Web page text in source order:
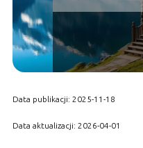
Data publikacji: 2025-11-18
Data aktualizacji: 2026-04-01